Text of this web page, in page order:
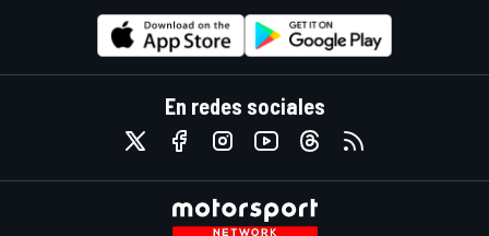
En redes sociales